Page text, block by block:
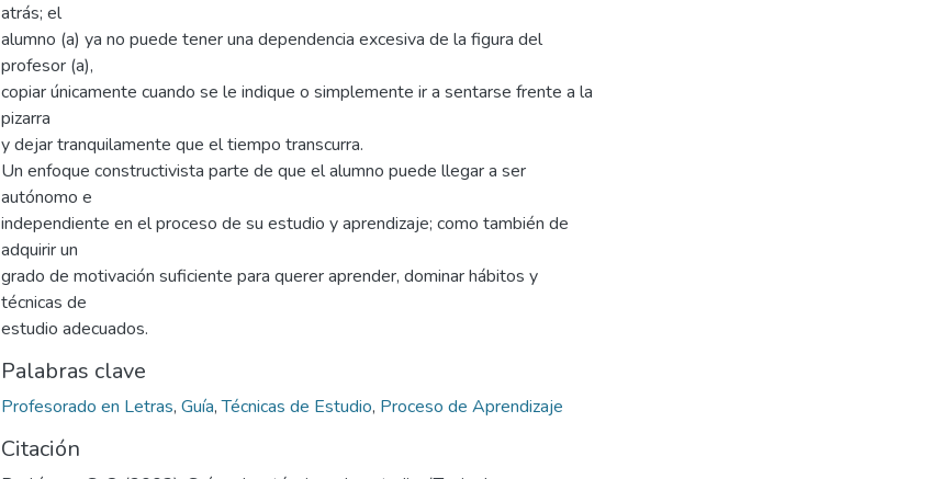
atrás; el
alumno (a) ya no puede tener una dependencia excesiva de la figura del
profesor (a),
copiar únicamente cuando se le indique o simplemente ir a sentarse frente a la
pizarra
y dejar tranquilamente que el tiempo transcurra.
Un enfoque constructivista parte de que el alumno puede llegar a ser
autónomo e
independiente en el proceso de su estudio y aprendizaje; como también de
adquirir un
grado de motivación suficiente para querer aprender, dominar hábitos y
técnicas de
estudio adecuados.
Palabras clave
Profesorado en Letras, Guía,Técnicas de Estudio, Proceso de Aprendizaje
Citación